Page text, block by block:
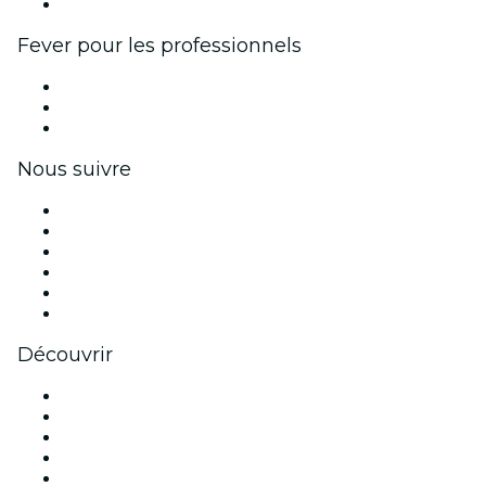
Fever pour les professionnels
Nous suivre
Découvrir